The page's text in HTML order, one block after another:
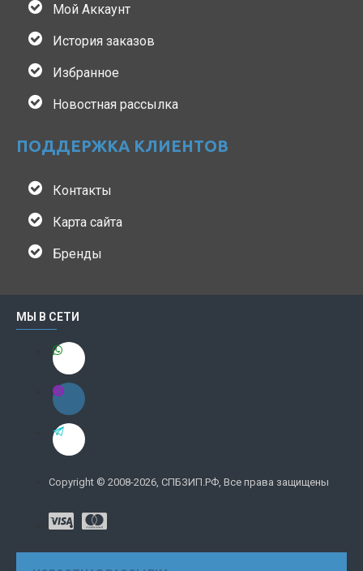
Мой Аккаунт
История заказов
Избранное
Новостная рассылка
ПОДДЕРЖКА КЛИЕНТОВ
Контакты
Карта сайта
Бренды
МЫ В СЕТИ
Copyright © 2008-2026, СПБЗИП.РФ, Все права защищены